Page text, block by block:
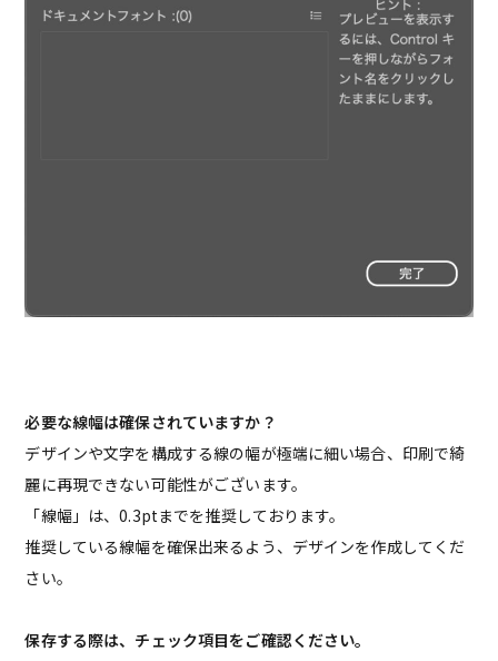
必要な線幅は確保されていますか？
デザインや文字を構成する線の幅が極端に細い場合、印刷で綺
麗に再現できない可能性がございます。
「線幅」は、0.3ptまでを推奨しております。
推奨している線幅を確保出来るよう、デザインを作成してくだ
さい。
保存する際は、チェック項目をご確認ください。